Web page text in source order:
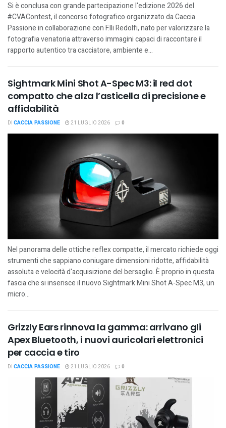
Si è conclusa con grande partecipazione l'edizione 2026 del
#CVAContest, il concorso fotografico organizzato da Caccia
Passione in collaborazione con F.lli Redolfi, nato per valorizzare la
fotografia venatoria attraverso immagini capaci di raccontare il
rapporto autentico tra cacciatore, ambiente e...
Sightmark Mini Shot A-Spec M3: il red dot
compatto che alza l’asticella di precisione e
affidabilità
DI CACCIA PASSIONE 21 LUGLIO 2026 0
Nel panorama delle ottiche reflex compatte, il mercato richiede oggi
strumenti che sappiano coniugare dimensioni ridotte, affidabilità
assoluta e velocità d'acquisizione del bersaglio. È proprio in questa
fascia che si inserisce il nuovo Sightmark Mini Shot A-Spec M3, un
micro...
Grizzly Ears rinnova la gamma: arrivano gli
Apex Bluetooth, i nuovi auricolari elettronici
per caccia e tiro
DI CACCIA PASSIONE 21 LUGLIO 2026 0